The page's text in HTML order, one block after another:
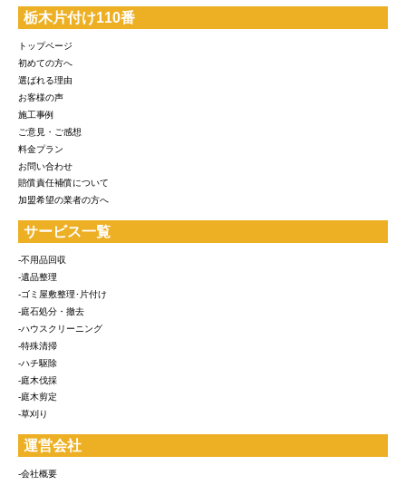
栃木片付け110番
トップページ
初めての方へ
選ばれる理由
お客様の声
施工事例
ご意見・ご感想
料金プラン
お問い合わせ
賠償責任補償について
加盟希望の業者の方へ
サービス一覧
-不用品回収
-遺品整理
-ゴミ屋敷整理･片付け
-庭石処分・撤去
-ハウスクリーニング
-特殊清掃
-ハチ駆除
-庭木伐採
-庭木剪定
-草刈り
運営会社
-会社概要